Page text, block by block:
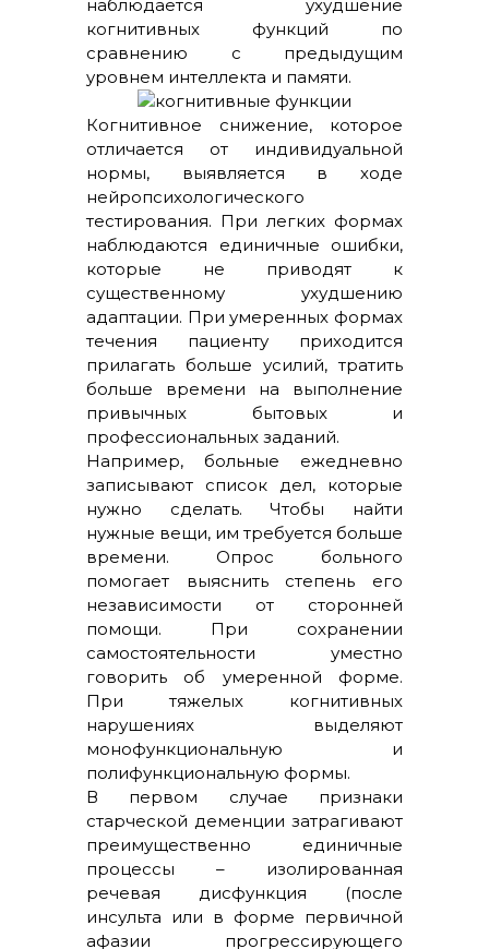
наблюдается ухудшение
когнитивных функций по
сравнению с предыдущим
уровнем интеллекта и памяти.
Когнитивное снижение, которое
отличается от индивидуальной
нормы, выявляется в ходе
нейропсихологического
тестирования. При легких формах
наблюдаются единичные ошибки,
которые не приводят к
существенному ухудшению
адаптации. При умеренных формах
течения пациенту приходится
прилагать больше усилий, тратить
больше времени на выполнение
привычных бытовых и
профессиональных заданий.
Например, больные ежедневно
записывают список дел, которые
нужно сделать. Чтобы найти
нужные вещи, им требуется больше
времени. Опрос больного
помогает выяснить степень его
независимости от сторонней
помощи. При сохранении
самостоятельности уместно
говорить об умеренной форме.
При тяжелых когнитивных
нарушениях выделяют
монофункциональную и
полифункциональную формы.
В первом случае признаки
старческой деменции затрагивают
преимущественно единичные
процессы – изолированная
речевая дисфункция (после
инсульта или в форме первичной
афазии прогрессирующего